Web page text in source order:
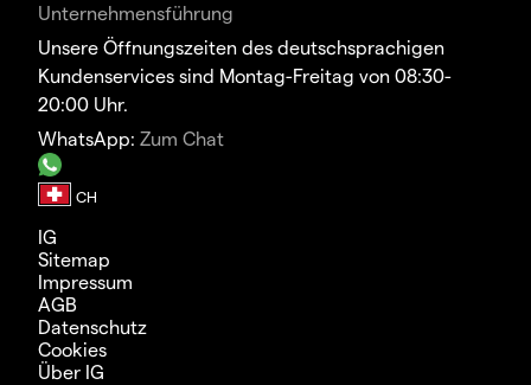
Unternehmensführung
Unsere Öffnungszeiten des deutschsprachigen
Kundenservices sind Montag-Freitag von 08:30-
20:00 Uhr.
WhatsApp: Zum Chat
IG
Sitemap
Impressum
AGB
Datenschutz
Cookies
Über IG